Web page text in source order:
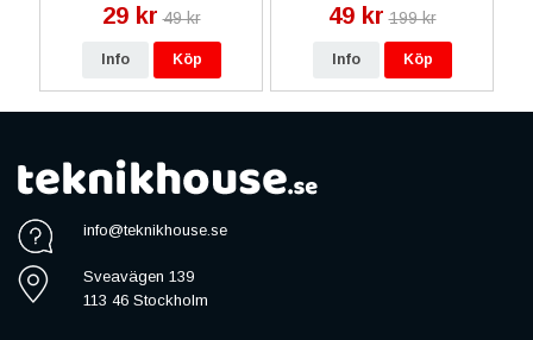
29 kr 49 kr
Info Köp
49 kr 199 kr
Info Köp
info@teknikhouse.se
Sveavägen 139
113 46 Stockholm